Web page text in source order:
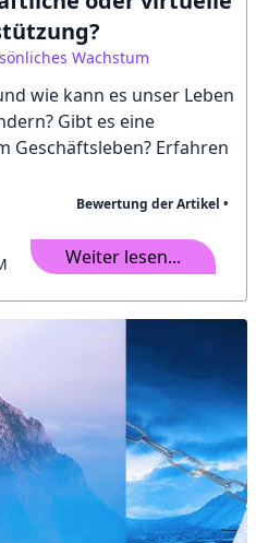
Wachstum
wie kann es unser Leben
Gibt es eine
Geschäftsleben? Erfahren
Bewertung der Artikel •
Weiter lesen...